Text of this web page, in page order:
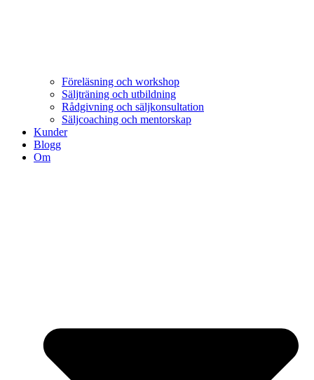
Föreläsning och workshop
Säljträning och utbildning
Rådgivning och säljkonsultation
Säljcoaching och mentorskap
Kunder
Blogg
Om